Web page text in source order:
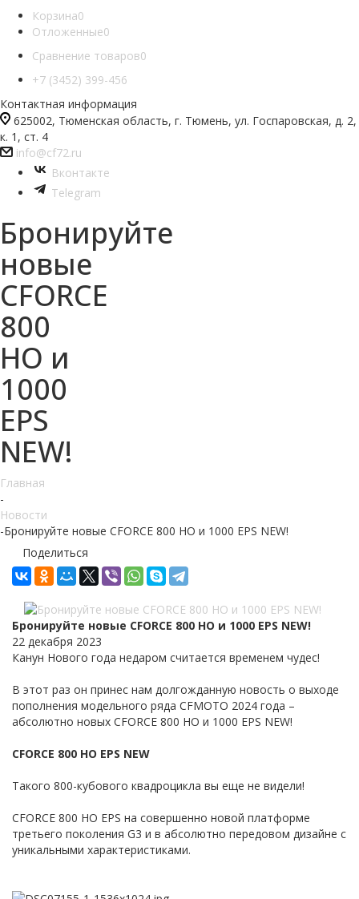
Корзина0
Отложенные0
Сравнение товаров0
+7 (3452) 399-456
Контактная информация
625002, Тюменская область, г. Тюмень, ул. Госпаровская, д. 2,
к. 1, ст. 4
info@cf72.ru
Вконтакте
Telegram
Бронируйте
новые
CFORCE
800
HO и
1000
EPS
NEW!
Главная
-
Новости
-Бронируйте новые CFORCE 800 HO и 1000 EPS NEW!
Поделиться
Бронируйте новые CFORCE 800 HO и 1000 EPS NEW!
22 декабря 2023
Канун Нового года недаром считается временем чудес!
В этот раз он принес нам долгожданную новость о выходе
пополнения модельного ряда CFMOTO 2024 года –
абсолютно новых CFORCE 800 HO и 1000 EPS NEW!
CFORCE 800 HO EPS NEW
Такого 800-кубового квадроцикла вы еще не видели!
CFORCE 800 HO EPS на совершенно новой платформе
третьего поколения G3 и в абсолютно передовом дизайне с
уникальными характеристиками.